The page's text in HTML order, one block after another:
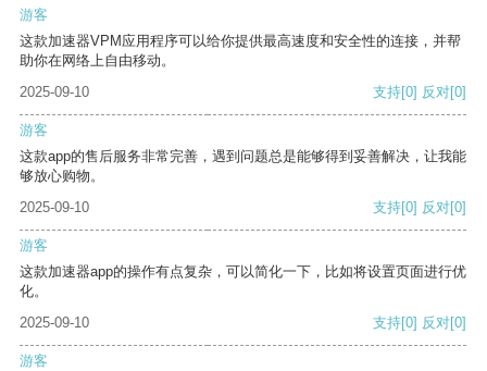
游客
这款加速器VPM应用程序可以给你提供最高速度和安全性的连接，并帮
助你在网络上自由移动。
2025-09-10
支持[0] 反对[0]
游客
这款app的售后服务非常完善，遇到问题总是能够得到妥善解决，让我能
够放心购物。
2025-09-10
支持[0] 反对[0]
游客
这款加速器app的操作有点复杂，可以简化一下，比如将设置页面进行优
化。
2025-09-10
支持[0] 反对[0]
游客